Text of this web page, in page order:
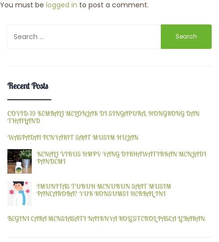
You must be logged in to post a comment.
for:
Recent Posts
COVID-19 KEMBALI MELONJAK DI SINGAPURA, HONGKONG DAN
THAILAND
WASPADAI PENYAKIT SAAT MUSIM HUJAN
KENALI VIRUS HMPV YANG DIKHAWATIRKAN MENJADI
PANDEMI
IMUNITAS TUBUH MENURUN SAAT MUSIM
PANCAROBA? YUK KONSUMSI HERBAL INI
BEGINI CARA MENSIASATI NAIKNYA KOLESTEROL PASCA LEBARAN